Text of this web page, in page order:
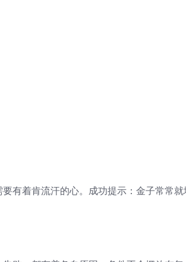
有着肯流汗的心。成功提示：金子常常就